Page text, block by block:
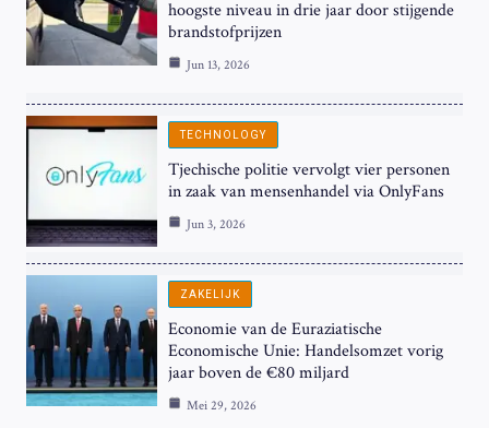
hoogste niveau in drie jaar door stijgende
brandstofprijzen
Jun 13, 2026
TECHNOLOGY
Tjechische politie vervolgt vier personen
in zaak van mensenhandel via OnlyFans
Jun 3, 2026
ZAKELIJK
Economie van de Euraziatische
Economische Unie: Handelsomzet vorig
jaar boven de €80 miljard
Mei 29, 2026